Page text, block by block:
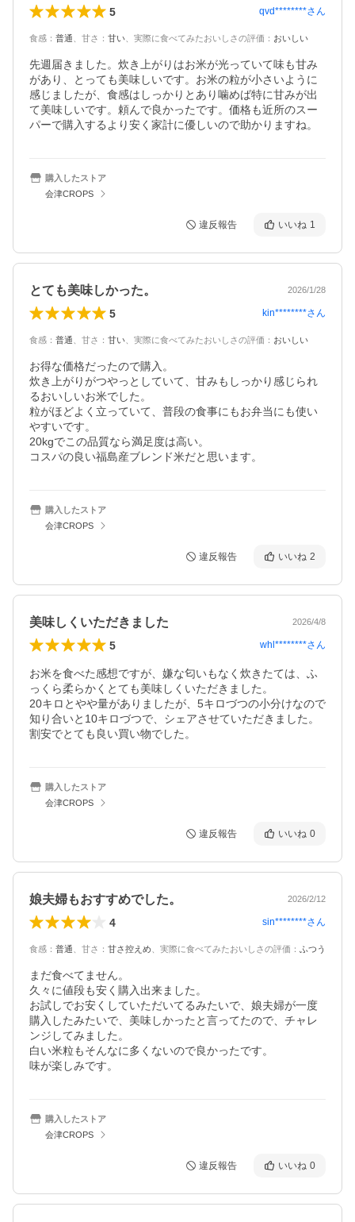
5 qvd********さん
食感 ： 普通 甘さ ： 甘い 実際に食べてみたおいしさの評価 ： おいしい
先週届きました。炊き上がりはお米が光っていて味も甘み
があり、とっても美味しいです。お米の粒が小さいように
感じましたが、食感はしっかりとあり噛めば特に甘みが出
て美味しいです。頼んで良かったです。価格も近所のスー
パーで購入するより安く家計に優しいので助かりますね。
購入したストア
会津CROPS
違反報告 いいね 1
とても美味しかった。 2026/1/28
5 kin********さん
食感 ： 普通 甘さ ： 甘い 実際に食べてみたおいしさの評価 ： おいしい
お得な価格だったので購入。
炊き上がりがつやっとしていて、甘みもしっかり感じられ
るおいしいお米でした。
粒がほどよく立っていて、普段の食事にもお弁当にも使い
やすいです。
20kgでこの品質なら満足度は高い。
コスパの良い福島産ブレンド米だと思います。
購入したストア
会津CROPS
違反報告 いいね 2
美味しくいただきました 2026/4/8
5 whl********さん
お米を食べた感想ですが、嫌な匂いもなく炊きたては、ふ
っくら柔らかくとても美味しくいただきました。
20キロとやや量がありましたが、5キロづつの小分けなので
知り合いと10キロづつで、シェアさせていただきました。
購入したストア
会津CROPS
違反報告 いいね 0
娘夫婦もおすすめでした。 2026/2/12
4 sin********さん
食感 ： 普通 甘さ ： 甘さ控えめ 実際に食べてみたおいしさの評価 ： ふつう
まだ食べてません。
久々に値段も安く購入出来ました。
お試しでお安くしていただいてるみたいで、娘夫婦が一度
購入したみたいで、美味しかったと言ってたので、チャレ
ンジしてみました。
白い米粒もそんなに多くないので良かったです。
購入したストア
会津CROPS
違反報告 いいね 0